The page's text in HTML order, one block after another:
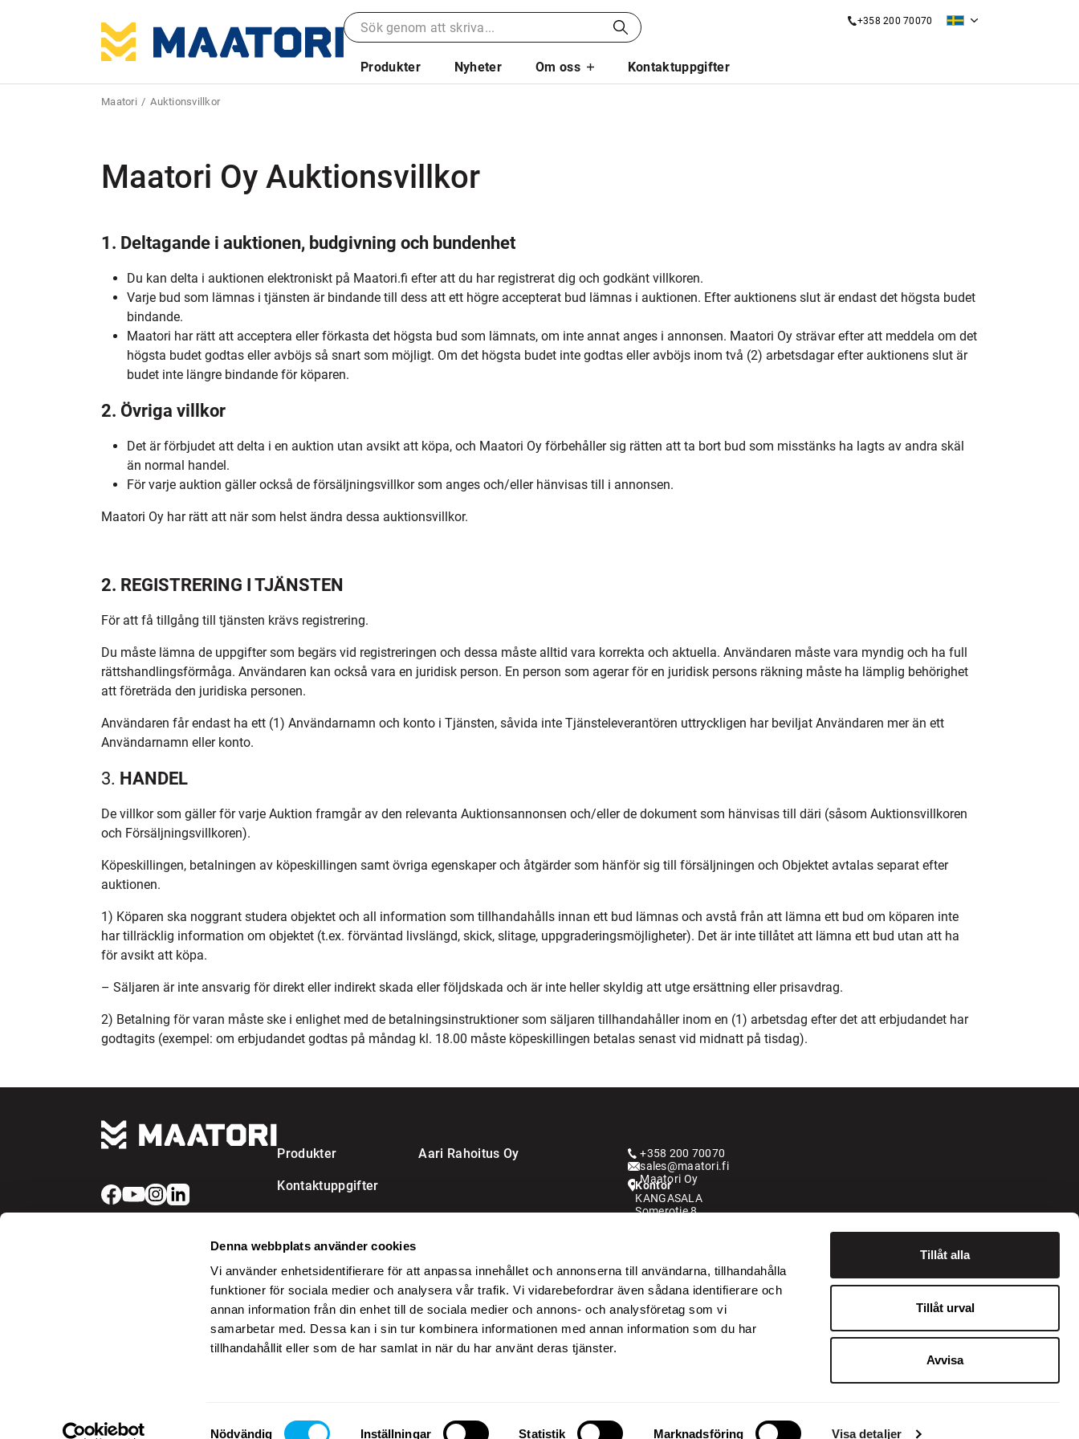
Denna webbplats använder cookies
Vi använder enhetsidentifierare för att anpassa innehållet och annonserna till användarna, tillhandahålla
funktioner för sociala medier och analysera vår trafik. Vi vidarebefordrar även sådana identifierare och
annan information från din enhet till de sociala medier och annons- och analysföretag som vi
samarbetar med. Dessa kan i sin tur kombinera informationen med annan information som du har
tillhandahållit eller som de har samlat in när du har använt deras tjänster.
Samtyckesval
Nödvändig Inställningar Statistik Marknadsföring Visa detaljer
Tillåt alla
Tillåt urval
Avvisa
+358 200 70070
Produkter Nyheter Om oss Kontaktuppgifter
Maatori Auktionsvillkor
Maatori Oy Auktionsvillkor
1. Deltagande i auktionen, budgivning och bundenhet
Du kan delta i auktionen elektroniskt på Maatori.fi efter att du har registrerat dig och godkänt villkoren.
Varje bud som lämnas i tjänsten är bindande till dess att ett högre accepterat bud lämnas i auktionen. Efter auktionens slut är endast det högsta budet
bindande.
Maatori har rätt att acceptera eller förkasta det högsta bud som lämnats, om inte annat anges i annonsen. Maatori Oy strävar efter att meddela om det
högsta budet godtas eller avböjs så snart som möjligt. Om det högsta budet inte godtas eller avböjs inom två (2) arbetsdagar efter auktionens slut är
budet inte längre bindande för köparen.
2. Övriga villkor
Det är förbjudet att delta i en auktion utan avsikt att köpa, och Maatori Oy förbehåller sig rätten att ta bort bud som misstänks ha lagts av andra skäl
än normal handel.
För varje auktion gäller också de försäljningsvillkor som anges och/eller hänvisas till i annonsen.
Maatori Oy har rätt att när som helst ändra dessa auktionsvillkor.
2. REGISTRERING I TJÄNSTEN
För att få tillgång till tjänsten krävs registrering.
Du måste lämna de uppgifter som begärs vid registreringen och dessa måste alltid vara korrekta och aktuella. Användaren måste vara myndig och ha full
rättshandlingsförmåga. Användaren kan också vara en juridisk person. En person som agerar för en juridisk persons räkning måste ha lämplig behörighet
att företräda den juridiska personen.
Användaren får endast ha ett (1) Användarnamn och konto i Tjänsten, såvida inte Tjänsteleverantören uttryckligen har beviljat Användaren mer än ett
Användarnamn eller konto.
3. HANDEL
De villkor som gäller för varje Auktion framgår av den relevanta Auktionsannonsen och/eller de dokument som hänvisas till däri (såsom Auktionsvillkoren
och Försäljningsvillkoren).
Köpeskillingen, betalningen av köpeskillingen samt övriga egenskaper och åtgärder som hänför sig till försäljningen och Objektet avtalas separat efter
auktionen.
1) Köparen ska noggrant studera objektet och all information som tillhandahålls innan ett bud lämnas och avstå från att lämna ett bud om köparen inte
har tillräcklig information om objektet (t.ex. förväntad livslängd, skick, slitage, uppgraderingsmöjligheter). Det är inte tillåtet att lämna ett bud utan att ha
för avsikt att köpa.
– Säljaren är inte ansvarig för direkt eller indirekt skada eller följdskada och är inte heller skyldig att utge ersättning eller prisavdrag.
2) Betalning för varan måste ske i enlighet med de betalningsinstruktioner som säljaren tillhandahåller inom en (1) arbetsdag efter det att erbjudandet har
godtagits (exempel: om erbjudandet godtas på måndag kl. 18.00 måste köpeskillingen betalas senast vid midnatt på tisdag).
Produkter Aari Rahoitus Oy
Kontaktuppgifter
+358 200 70070
sales@maatori.fi
Maatori Oy
Kontor
KANGASALA
Somerotie 8
01510 Vantaa
Ulkomaankauppoihin lisätään käsittelymaksu 350 € + alv.